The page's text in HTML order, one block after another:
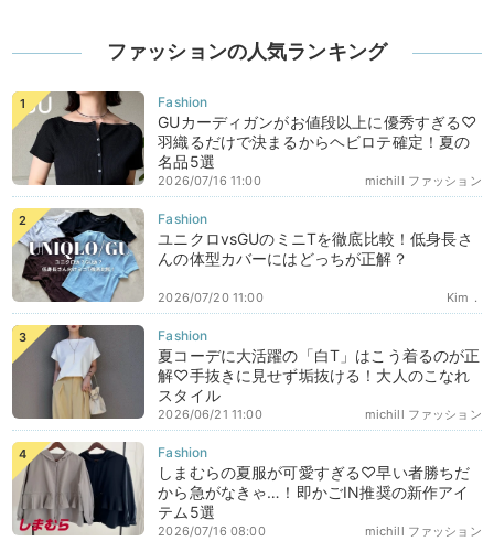
ファッションの人気ランキング
GUカーディガンがお値段以上に優秀すぎる♡
羽織るだけで決まるからヘビロテ確定！夏の
名品5選
michill ファッション
2026/07/16 11:00
ユニクロvsGUのミニTを徹底比較！低身長さ
んの体型カバーにはどっちが正解？
Kim．
2026/07/20 11:00
夏コーデに大活躍の「白T」はこう着るのが正
解♡手抜きに見せず垢抜ける！大人のこなれ
スタイル
michill ファッション
2026/06/21 11:00
しまむらの夏服が可愛すぎる♡早い者勝ちだ
から急がなきゃ…！即かごIN推奨の新作アイ
テム5選
michill ファッション
2026/07/16 08:00